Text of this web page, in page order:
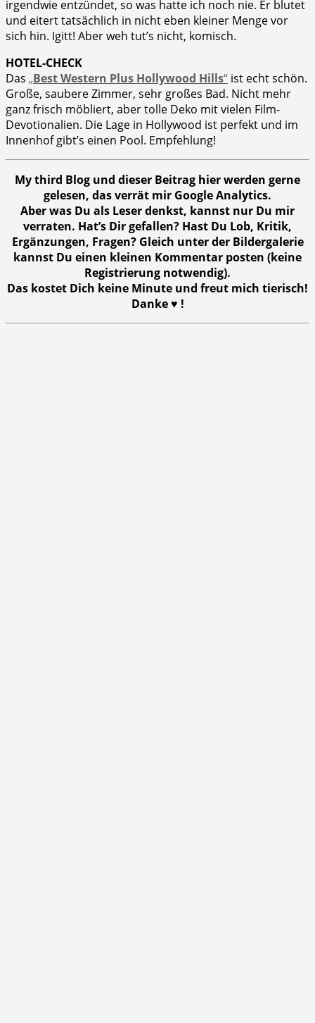
irgendwie entzündet, so was hatte ich noch nie. Er blutet
und eitert tatsächlich in nicht eben kleiner Menge vor
sich hin. Igitt! Aber weh tut’s nicht, komisch.
HOTEL-CHECK
Das „Best Western Plus Hollywood Hills“ ist echt schön.
Große, saubere Zimmer, sehr großes Bad. Nicht mehr
ganz frisch möbliert, aber tolle Deko mit vielen Film-
Devotionalien. Die Lage in Hollywood ist perfekt und im
Innenhof gibt’s einen Pool. Empfehlung!
My third Blog und dieser Beitrag hier werden gerne
gelesen, das verrät mir Google Analytics.
Aber was Du als Leser denkst, kannst nur Du mir
verraten. Hat’s Dir gefallen? Hast Du Lob, Kritik,
Ergänzungen, Fragen? Gleich unter der Bildergalerie
kannst Du einen kleinen Kommentar posten (keine
Registrierung notwendig).
Das kostet Dich keine Minute und freut mich tierisch!
Danke ♥ !